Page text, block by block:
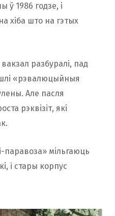
ў 1986 годзе, і
хіба што на гэтых
разбуралі, пад
«рэвалюцыйныя
Але пасля
рэквізіт, які
паравоза» мільгаюць
і стары корпус